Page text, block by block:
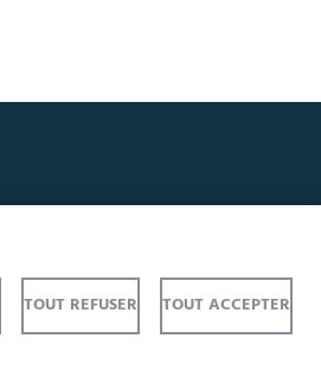
TOUT REFUSER TOUT ACCEPTER